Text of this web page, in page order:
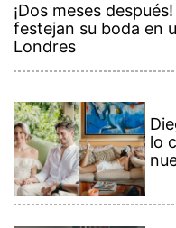
¡Dos meses
festejan su boda en
Londres
lo